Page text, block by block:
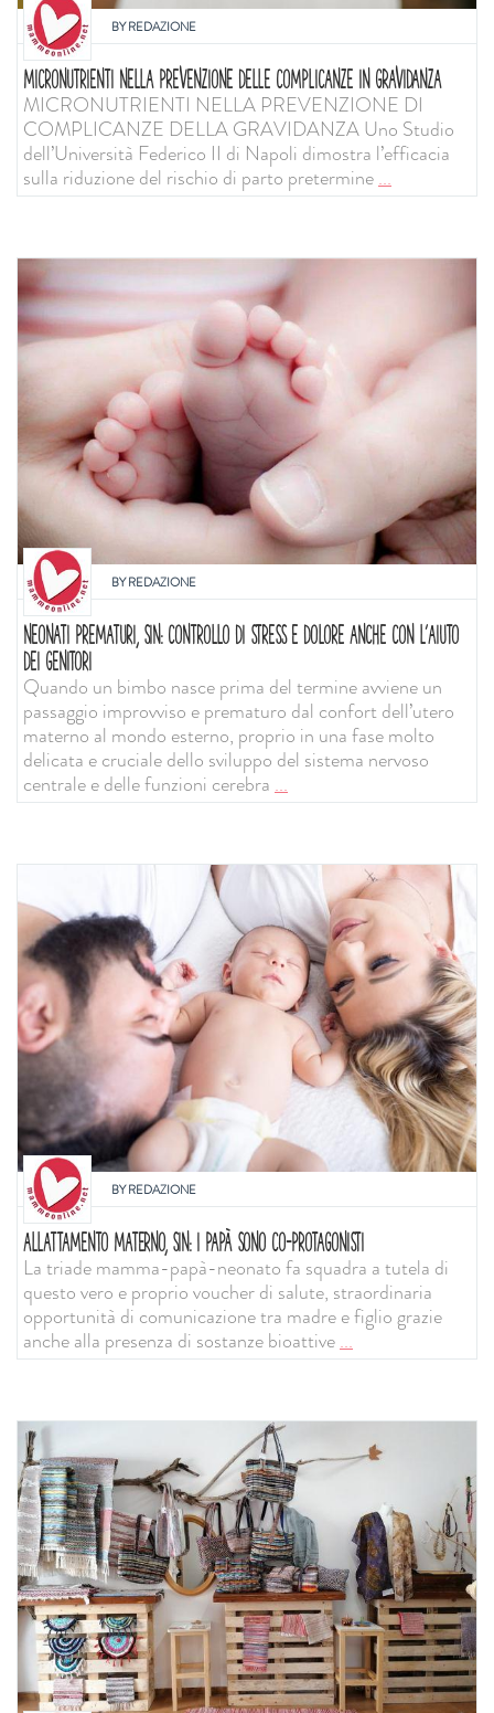
BYREDAZIONE
MICRONUTRIENTI NELLA PREVENZIONE DELLE COMPLICANZE IN GRAVIDANZA
MICRONUTRIENTI NELLA PREVENZIONE DI
COMPLICANZE DELLA GRAVIDANZA Uno Studio
dell’Università Federico II di Napoli dimostra l’efficacia
sulla riduzione del rischio di parto pretermine...
BYREDAZIONE
NEONATI PREMATURI, SIN: CONTROLLO DI STRESS E DOLORE ANCHE CON L'AIUTO
DEI GENITORI
Quando un bimbo nasce prima del termine avviene un
passaggio improvviso e prematuro dal confort dell’utero
materno al mondo esterno, proprio in una fase molto
delicata e cruciale dello sviluppo del sistema nervoso
centrale e delle funzioni cerebra...
BYREDAZIONE
ALLATTAMENTO MATERNO, SIN: I PAPÀ SONO CO-PROTAGONISTI
La triade mamma-papà-neonato fa squadra a tutela di
questo vero e proprio voucher di salute, straordinaria
opportunità di comunicazione tra madre e figlio grazie
anche alla presenza di sostanze bioattive...